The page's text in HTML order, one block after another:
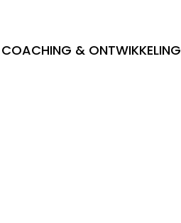
COACHING & ONTWIKKELING